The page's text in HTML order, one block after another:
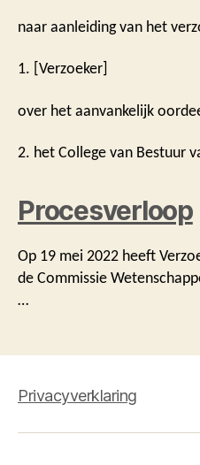
naar aanleiding van het
1. [Verzoeker]
over het aanvankelijk
2. het College van Bestuur
Procesverloop
Op 19 mei 2022 heeft
de Commissie
…
Privacyverklaring